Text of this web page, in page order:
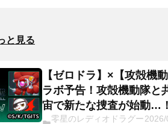
と見る
【ゼロドラ】×【攻殻機
ラボ予告！攻殻機動隊と
宙で新たな捜査が始動…
零星のレディオドラグー